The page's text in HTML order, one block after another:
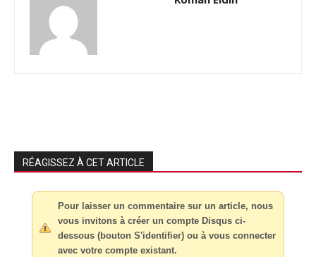
RÉAGISSEZ À CET ARTICLE
Pour laisser un commentaire sur un article, nous
vous invitons à créer un compte Disqus ci-
dessous (bouton S'identifier) ou à vous connecter
avec votre compte existant.